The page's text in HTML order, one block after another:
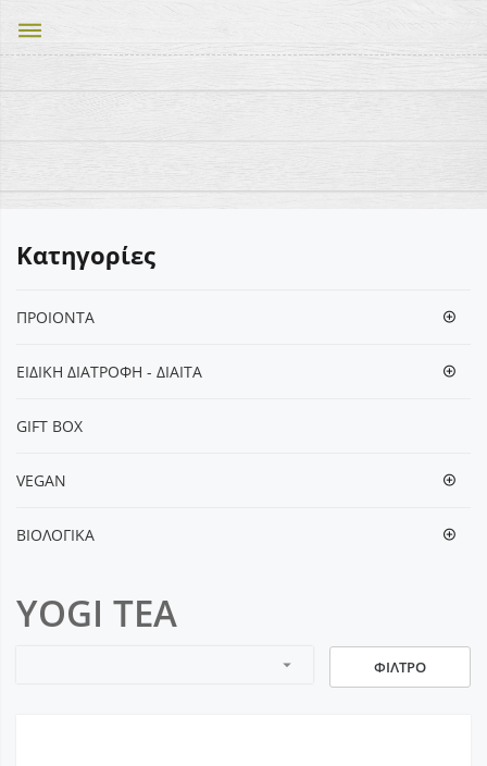
dehaze
Κατηγορίες
ΠΡΟΙΟΝΤΑ
ΕΙΔΙΚΗ ΔΙΑΤΡΟΦΗ - ΔΙΑΙΤΑ
GIFT BOX
VEGΑΝ
ΒΙΟΛΟΓΙΚΑ
YOGI TEA
arrow_drop_down ΦΊΛΤΡΟ